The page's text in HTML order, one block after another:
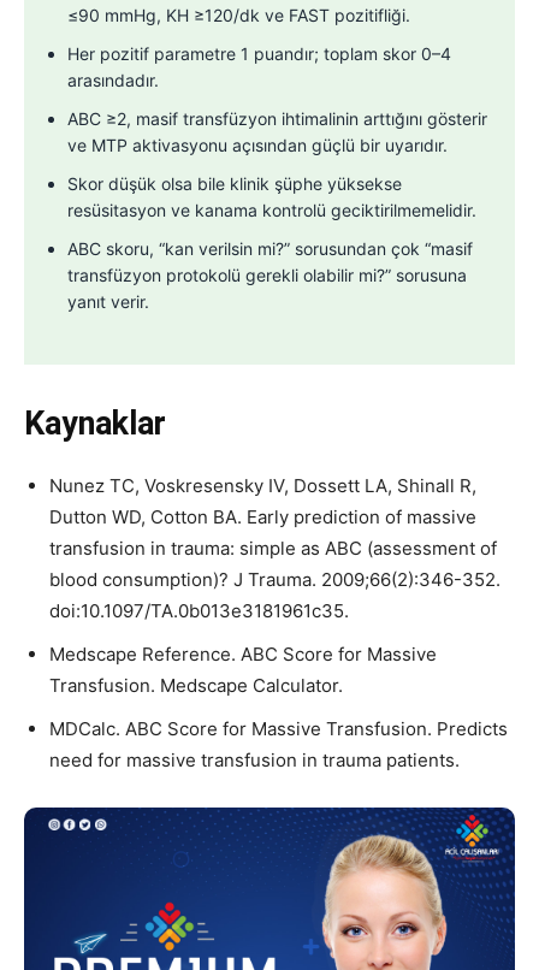
≤90 mmHg, KH ≥120/dk ve FAST pozitifliği.
Her pozitif parametre 1 puandır; toplam skor 0–4
arasındadır.
ABC ≥2, masif transfüzyon ihtimalinin arttığını gösterir
ve MTP aktivasyonu açısından güçlü bir uyarıdır.
Skor düşük olsa bile klinik şüphe yüksekse
resüsitasyon ve kanama kontrolü geciktirilmemelidir.
ABC skoru, “kan verilsin mi?” sorusundan çok “masif
transfüzyon protokolü gerekli olabilir mi?” sorusuna
yanıt verir.
Kaynaklar
Nunez TC, Voskresensky IV, Dossett LA, Shinall R,
Dutton WD, Cotton BA. Early prediction of massive
transfusion in trauma: simple as ABC (assessment of
blood consumption)? J Trauma. 2009;66(2):346-352.
doi:10.1097/TA.0b013e3181961c35.
Medscape Reference. ABC Score for Massive
Transfusion. Medscape Calculator.
MDCalc. ABC Score for Massive Transfusion. Predicts
need for massive transfusion in trauma patients.